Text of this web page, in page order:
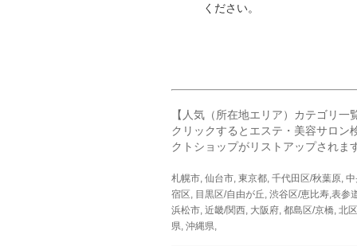
ください。
【人気（所在地エリア）カテゴリ一
クリックするとエステ・美容サロン
クトショップがリストアップされま
札幌市, 仙台市, 東京都, 千代田区/秋葉原,
宿区, 目黒区/自由が丘, 渋谷区/恵比寿,表参
浜松市, 近畿/関西, 大阪府, 都島区/京橋, 北
県, 沖縄県,